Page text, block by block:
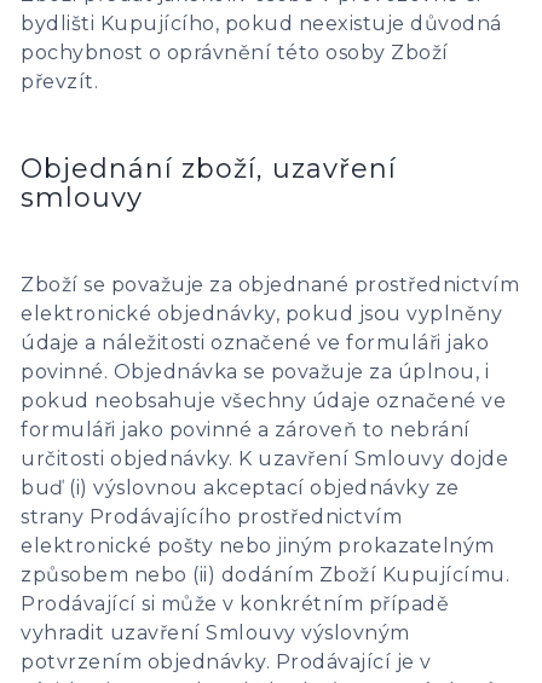
bydlišti Kupujícího, pokud neexistuje důvodná
pochybnost o oprávnění této osoby Zboží
převzít.
Objednání zboží, uzavření
smlouvy
Zboží se považuje za objednané prostřednictvím
elektronické objednávky, pokud jsou vyplněny
údaje a náležitosti označené ve formuláři jako
povinné. Objednávka se považuje za úplnou, i
pokud neobsahuje všechny údaje označené ve
formuláři jako povinné a zároveň to nebrání
určitosti objednávky. K uzavření Smlouvy dojde
buď (i) výslovnou akceptací objednávky ze
strany Prodávajícího prostřednictvím
elektronické pošty nebo jiným prokazatelným
způsobem nebo (ii) dodáním Zboží Kupujícímu.
Prodávající si může v konkrétním případě
vyhradit uzavření Smlouvy výslovným
potvrzením objednávky. Prodávající je v